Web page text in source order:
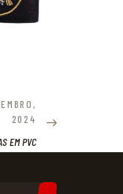
2024
EM PVC